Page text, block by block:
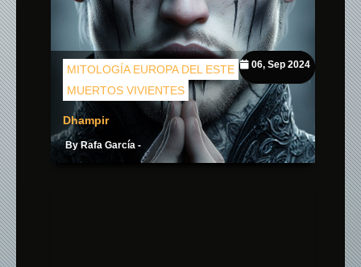
MITOLOGÍA EUROPA DEL ESTE
MUERTOS VIVIENTES
Dhampir
By Rafa García -
06, Sep 2024